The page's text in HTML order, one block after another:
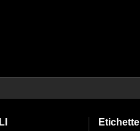
Etichette